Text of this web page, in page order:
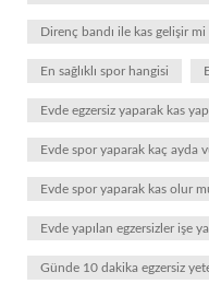
Direnç bandı ile kas gelişir mi
En sağlıklı spor hangisi
Evde egzersiz yaparak kas
Evde spor yaparak kaç ayda
Evde spor yaparak kas olur
Evde yapılan egzersizler işe
Günde 10 dakika egzersiz